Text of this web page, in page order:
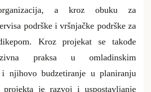
a kroz obuku za
podrške i vršnjačke podrške za
Kroz projekat se takođe
praksa u omladinskim
i njihovo budzetiranje u planiranju
je razvoj i uspostavljanje